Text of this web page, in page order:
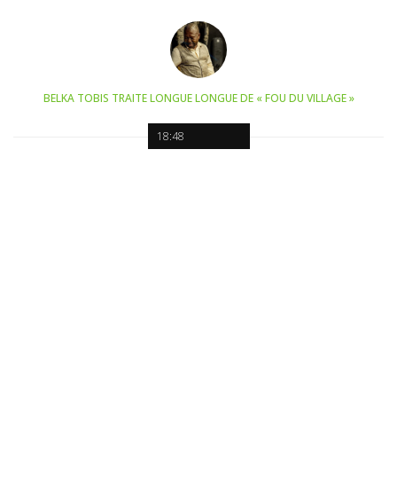
18:48
BELKA TOBIS TRAITE LONGUE LONGUE DE « FOU DU VILLAGE »